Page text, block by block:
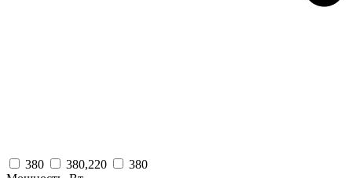
380 380,220
380